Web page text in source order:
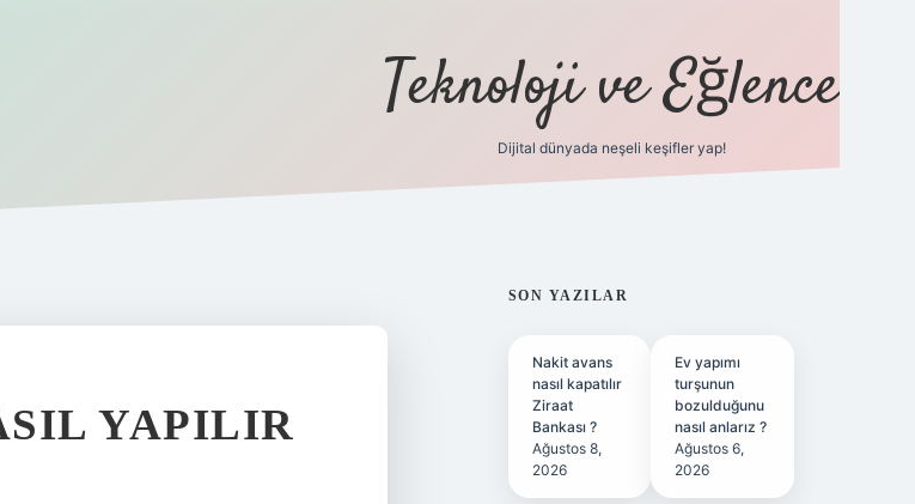
Teknoloji ve Eğlence
Dijital dünyada neşeli keşifler yap!
YAPILIR
SIDEBAR
SON YAZILAR
Nakit avans
nasıl kapatılır
Ziraat
Bankası ?
Ağustos 8,
2026
Ev yapımı
turşunun
bozulduğunu
nasıl anlarız ?
Ağustos 6,
2026